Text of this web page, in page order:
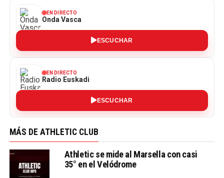
EN DIRECTO
Onda Vasca
ESCUCHAR
EN DIRECTO
Radio Euskadi
ESCUCHAR
MÁS DE ATHLETIC CLUB
Athletic se mide al Marsella con casi
35° en el Velódrome